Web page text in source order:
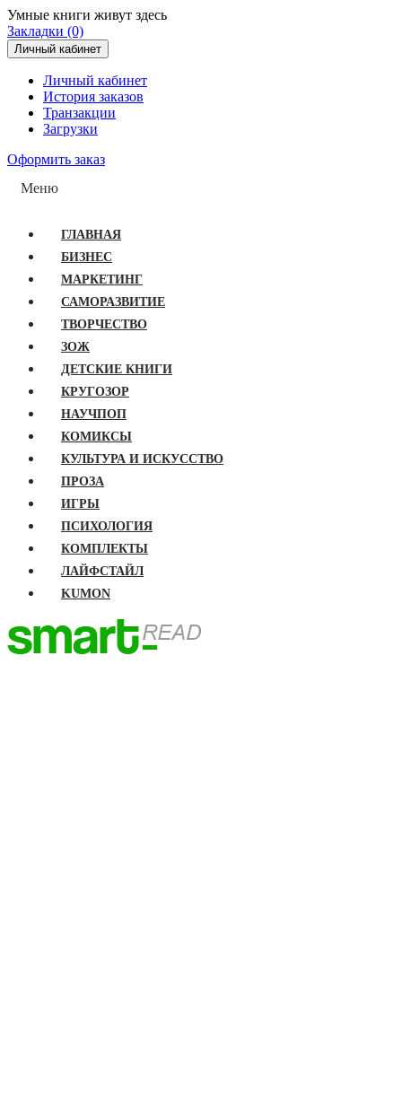
Умные книги живут здесь
Закладки (0)
Личный кабинет
Личный кабинет
История заказов
Транзакции
Загрузки
Оформить заказ
Меню
ГЛАВНАЯ
БИЗНЕС
МАРКЕТИНГ
САМОРАЗВИТИЕ
ТВОРЧЕСТВО
ЗОЖ
ДЕТСКИЕ КНИГИ
КРУГОЗОР
НАУЧПОП
КОМИКСЫ
КУЛЬТУРА И ИСКУССТВО
ПРОЗА
ИГРЫ
ПСИХОЛОГИЯ
КОМПЛЕКТЫ
ЛАЙФСТАЙЛ
KUMON